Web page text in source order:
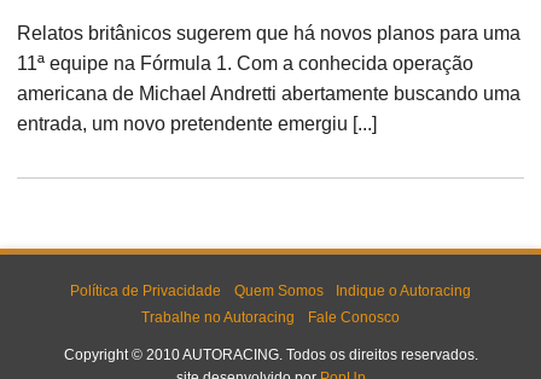
Relatos britânicos sugerem que há novos planos para uma
11ª equipe na Fórmula 1. Com a conhecida operação
americana de Michael Andretti abertamente buscando uma
entrada, um novo pretendente emergiu [...]
Política de Privacidade Quem Somos
Indique o Autoracing
Trabalhe no Autoracing
Fale Conosco
Copyright © 2010 AUTORACING. Todos os direitos reservados.